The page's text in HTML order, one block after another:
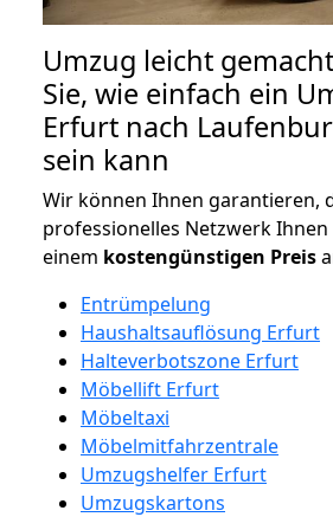
Umzug leicht
Sie, wie einfach ein
Erfurt nach
sein kann
Wir können Ihnen garantieren,
professionelles Netzwerk Ihnen
einem kostengünstigen Preis
Entrümpelung
Haushaltsauflösung Erfurt
Halteverbotszone Erfurt
Möbellift Erfurt
Möbeltaxi
Möbelmitfahrzentrale
Umzugshelfer Erfurt
Umzugskartons